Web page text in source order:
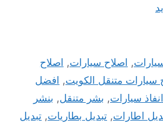
, اصلاح سيارات, اصلاح
سيارات متنقل الكويت, افضل
انفاذ سيارات, بشر متنقل, بنشر
اطارات, تبديل بطاريات, تبديل